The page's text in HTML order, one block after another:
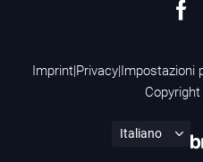
Imprint|Privacy|Impostazioni